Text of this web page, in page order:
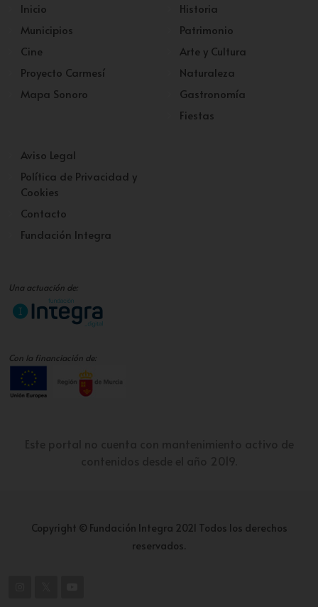
Inicio
Municipios
Cine
Proyecto Carmesí
Mapa Sonoro
Historia
Patrimonio
Arte y Cultura
Naturaleza
Gastronomía
Fiestas
Aviso Legal
Política de Privacidad y
Cookies
Contacto
Fundación Integra
Una actuación de:
Con la financiación de:
Copyright © Fundación Integra 2021 Todos los derechos
reservados.